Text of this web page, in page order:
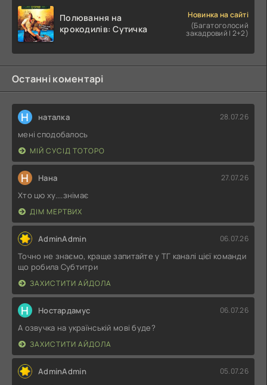
Полювання на
крокодилів: Сутичка
Новинка на сайті
(Багатоголосий
закадровий | 2+2)
Останні коментарі
Н наталка 28.07.26
мені сподобалось
МІЙ СУСІД ТОТОРО
Н Нана 27.07.26
Хто цю ху....знімає
ДІМ МЕРТВИХ
AdminAdmin 06.07.26
Точно не знаємо, краще запитайте у ТГ каналі цієї команди
що робила Субтитри
ЗАХИСТИТИ АЙДОЛА
Н Ностардамус 06.07.26
А озвучка на українській мові буде?
ЗАХИСТИТИ АЙДОЛА
AdminAdmin 05.07.26